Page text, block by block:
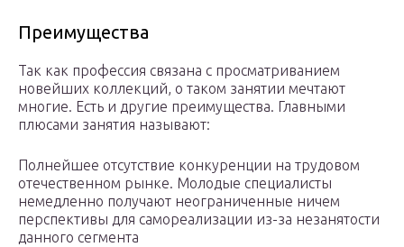
Преимущества
Так как профессия связана с просматриванием
новейших коллекций, о таком занятии мечтают
многие. Есть и другие преимущества. Главными
плюсами занятия называют:
Полнейшее отсутствие конкуренции на трудовом
отечественном рынке. Молодые специалисты
немедленно получают неограниченные ничем
перспективы для самореализации из-за незанятости
данного сегмента